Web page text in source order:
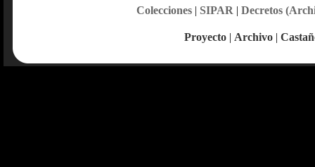
Colecciones| SIPAR | Decretos
Proyecto | Archivo |